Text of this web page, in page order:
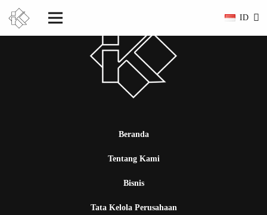
ID
Beranda
Tentang Kami
Bisnis
Tata Kelola Perusahaan